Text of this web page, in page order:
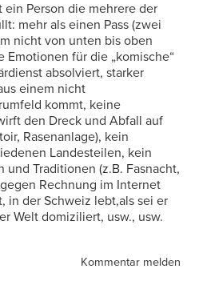
ein Person die mehrere der
mehr als einen Pass (zwei
nicht von unten bis oben
für die „komische“
absolviert, starker
einem nicht
kommt, keine
den Dreck und Abfall auf
Rasenanlage), kein
Landesteilen, kein
Traditionen (z.B. Fasnacht,
Rechnung im Internet
in der Schweiz lebt,als sei er
Welt domiziliert, usw., usw.
Kommentar melden